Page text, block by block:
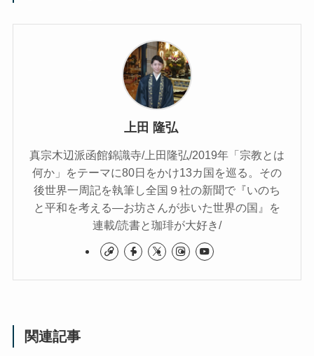
上田 隆弘
真宗木辺派函館錦識寺/上田隆弘/2019年「宗教とは
何か」をテーマに80日をかけ13カ国を巡る。その
後世界一周記を執筆し全国９社の新聞で『いのち
と平和を考える―お坊さんが歩いた世界の国』を
連載/読書と珈琲が大好き/
関連記事